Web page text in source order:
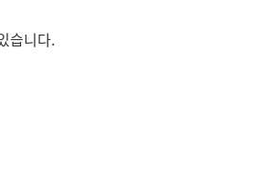
습니다.